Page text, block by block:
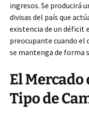
ingresos. Se producirá
divisas del país que
existencia de un déficit
preocupante cuando
se mantenga de forma
El Mercado
Tipo de